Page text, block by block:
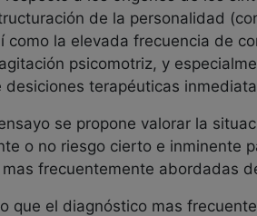
de la personalidad
como la elevada frecuencia de
psicomotriz, y
desiciones terapéuticas
se propone valorar la
o no riesgo cierto e inminente
frecuentemente abordadas
que el diagnóstico mas